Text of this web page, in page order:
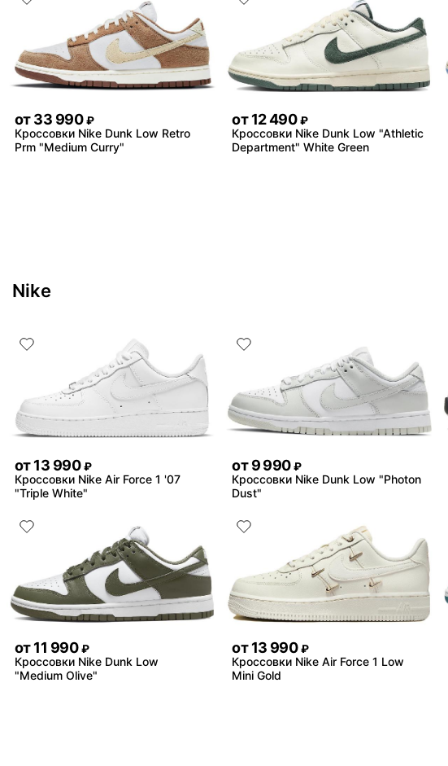
от33 990 ₽
Кроссовки Nike Dunk Low Retro
Prm "Medium Curry"
от 12 490 ₽
Кроссовки Nike Dunk Low "Athletic
Department" White Green
Nike
от13 990 ₽
Кроссовки Nike Air Force 1 '07
"Triple White"
от 9 990 ₽
Кроссовки Nike Dunk Low "Photon
Dust"
от11 990 ₽
Кроссовки Nike Dunk Low
"Medium Olive"
от 13 990 ₽
Кроссовки Nike Air Force 1 Low
Mini Gold